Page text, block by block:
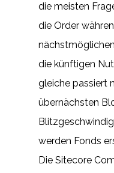
die meisten
die Order
die künftigen
gleiche passiert
übernächsten
werden Fonds
Die Sitecore